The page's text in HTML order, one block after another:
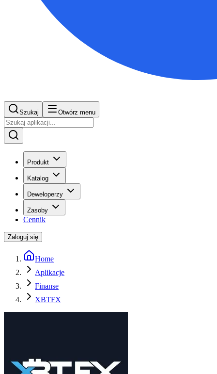
Szukaj Otwórz menu
Produkt
Katalog
Deweloperzy
Zasoby
Cennik
Zaloguj się
Home
Aplikacje
Finanse
XBTFX